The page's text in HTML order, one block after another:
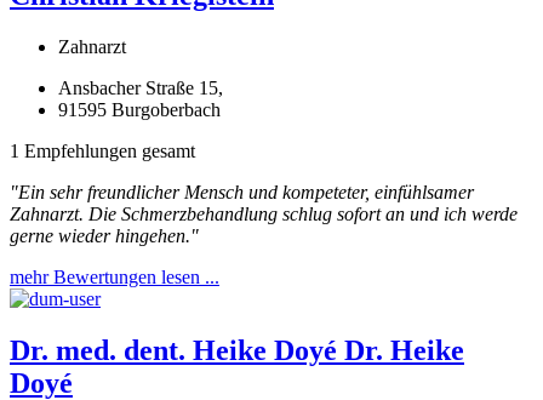
Zahnarzt
Ansbacher Straße 15,
91595 Burgoberbach
1 Empfehlungen gesamt
"Ein sehr freundlicher Mensch und kompeteter, einfühlsamer
Zahnarzt. Die Schmerzbehandlung schlug sofort an und ich werde
gerne wieder hingehen."
mehr Bewertungen lesen ...
Dr. med. dent. Heike Doyé Dr. Heike
Doyé